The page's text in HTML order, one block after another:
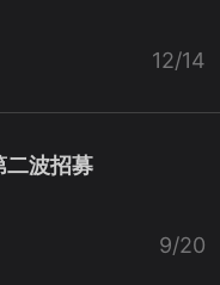
12/14
二波招募
9/20